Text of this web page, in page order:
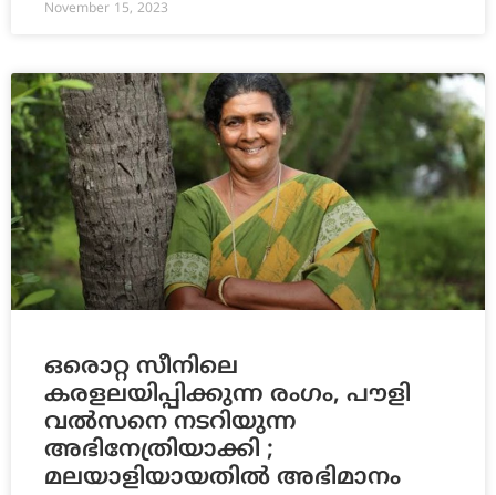
November 15, 2023
ഒരൊറ്റ സീനിലെ
കരളലയിപ്പിക്കുന്ന രംഗം, പൗളി
വല്‍സനെ നടറിയുന്ന
അഭിനേത്രിയാക്കി ;
മലയാളിയായതില്‍ അഭിമാനം